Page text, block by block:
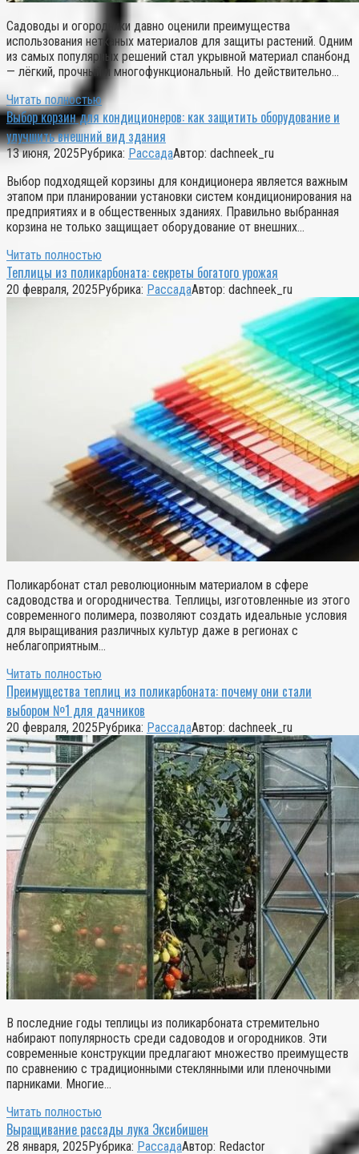
Садоводы и огородники давно оценили преимущества
использования нетканых материалов для защиты растений. Одним
из самых популярных решений стал укрывной материал спанбонд
— лёгкий, прочный и многофункциональный. Но действительно…
Читать полностью
Выбор корзин для кондиционеров: как защитить оборудование и
улучшить внешний вид здания
13 июня, 2025Рубрика: РассадаАвтор: dachneek_ru
Выбор подходящей корзины для кондиционера является важным
этапом при планировании установки систем кондиционирования на
предприятиях и в общественных зданиях. Правильно выбранная
корзина не только защищает оборудование от внешних…
Читать полностью
Теплицы из поликарбоната: секреты богатого урожая
20 февраля, 2025Рубрика: РассадаАвтор: dachneek_ru
Поликарбонат стал революционным материалом в сфере
садоводства и огородничества. Теплицы, изготовленные из этого
современного полимера, позволяют создать идеальные условия
для выращивания различных культур даже в регионах с
неблагоприятным…
Читать полностью
Преимущества теплиц из поликарбоната: почему они стали
выбором №1 для дачников
20 февраля, 2025Рубрика: РассадаАвтор: dachneek_ru
В последние годы теплицы из поликарбоната стремительно
набирают популярность среди садоводов и огородников. Эти
современные конструкции предлагают множество преимуществ
по сравнению с традиционными стеклянными или пленочными
парниками. Многие…
Читать полностью
Выращивание рассады лука Эксибишен
28 января, 2025Рубрика: РассадаАвтор: Redactor